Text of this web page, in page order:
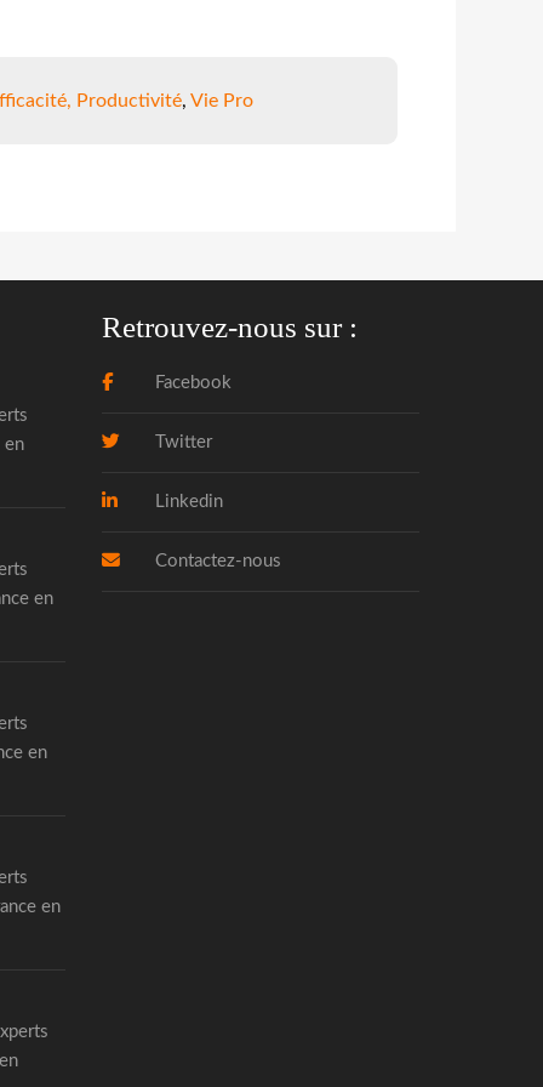
Productivité, Vie Pro
en
en
en
en
Retrouvez-nous sur :
Facebook
Twitter
Linkedin
Contactez-nous